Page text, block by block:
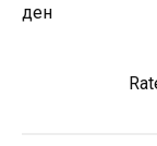
ден